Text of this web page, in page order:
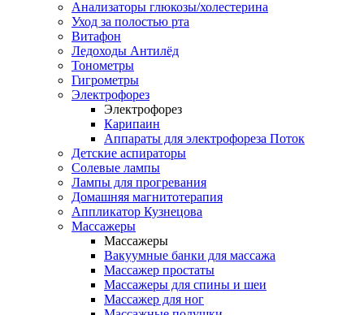
Анализаторы глюкозы/холестерина
Уход за полостью рта
Витафон
Ледоходы Антилёд
Тонометры
Гигрометры
Электрофорез
Электрофорез
Карипаин
Аппараты для электрофореза Поток
Детские аспираторы
Солевые лампы
Лампы для прогревания
Домашняя магнитотерапия
Аппликатор Кузнецова
Массажеры
Массажеры
Вакуумные банки для массажа
Массажер простаты
Массажеры для спины и шеи
Массажер для ног